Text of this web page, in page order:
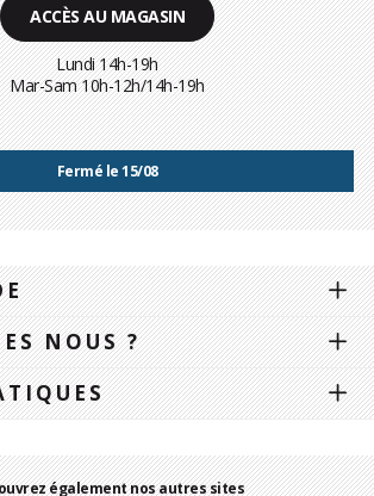
ACCÈS AU MAGASIN
Lundi 14h-19h
Mar-Sam 10h-12h/14h-19h
Fermé le 15/08
NOUS ?
également nos autres sites